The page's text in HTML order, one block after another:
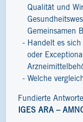
Qualität und
Gemeinsamen
Handelt es
oder
Welche
Fundierte
IGES ARA –